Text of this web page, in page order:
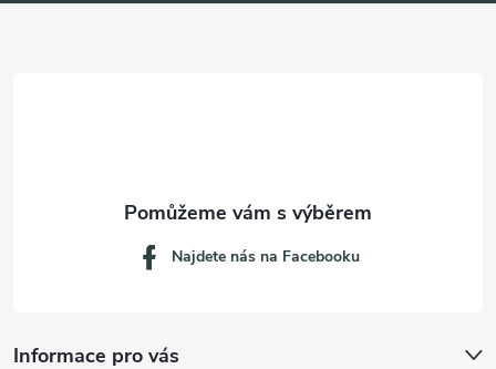
Informace pro vás
Najdete nás na Facebooku